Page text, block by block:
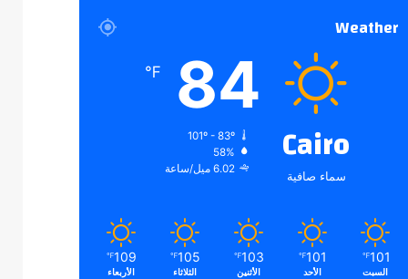
Weather
Cairo
سماء صافية
84
℉
101º - 83º
58%
6.02 ميل/ساعة
101
℉
السبت
101
℉
الأحد
103
℉
الأثنين
105
℉
الثلاثاء
109
℉
الأربعاء